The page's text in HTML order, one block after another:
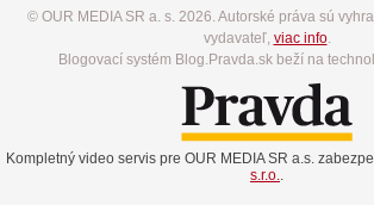
© OUR MEDIA SR a. s. 2026. Autorské práva sú
vydavateľ, viac info.
Blogovací systém Blog.Pravda.sk beží na
Kompletný video servis pre OUR MEDIA SR a.s.
s.r.o..